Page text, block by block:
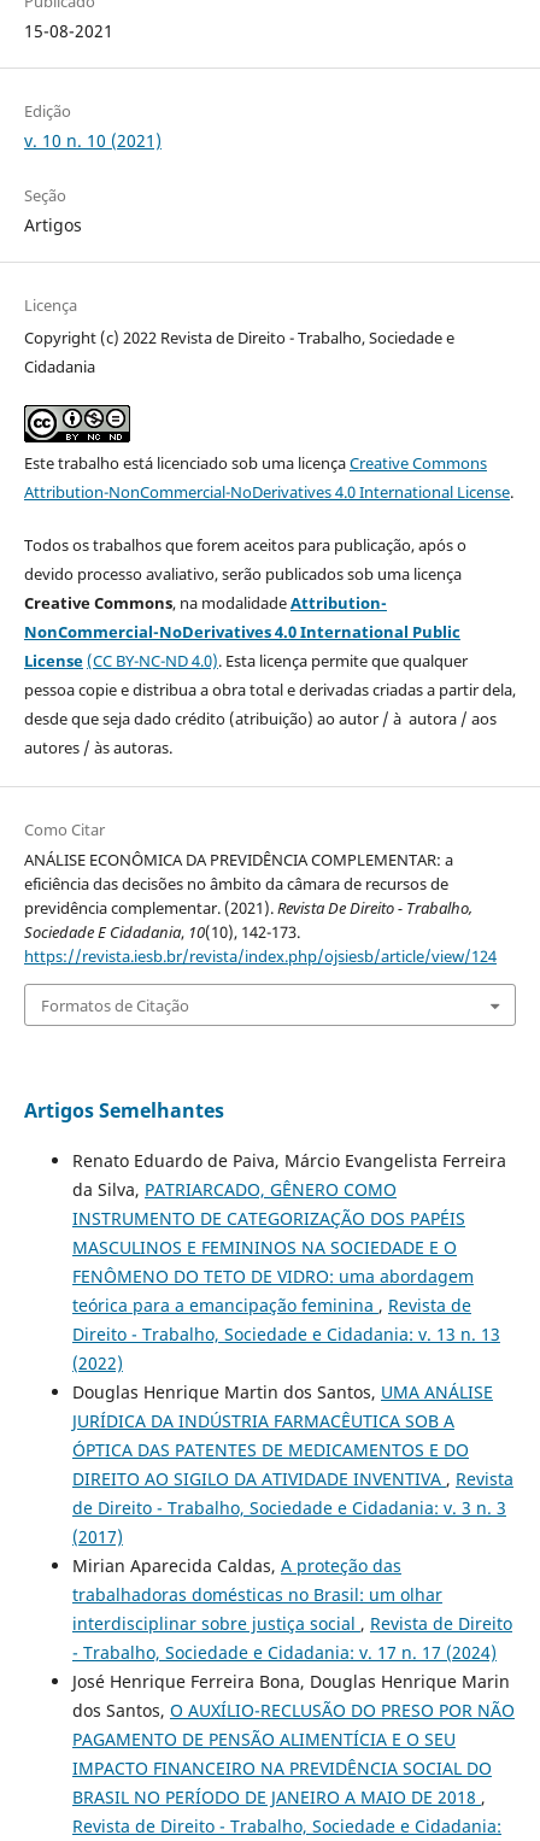
15-08-2021
Edição
v. 10 n. 10 (2021)
Seção
Artigos
Licença
Copyright (c) 2022 Revista de Direito - Trabalho, Sociedade e
Cidadania
Este trabalho está licenciado sob uma licençaCreative Commons
Attribution-NonCommercial-NoDerivatives 4.0 International License.
Todos os trabalhos que forem aceitos para publicação, após o
devido processo avaliativo, serão publicados sob uma licença
Creative Commons, na modalidadeAttribution-
NonCommercial-NoDerivatives 4.0 International Public
License(CC BY-NC-ND 4.0). Esta licença permite que qualquer
pessoa copie e distribua a obra total e derivadas criadas a partir dela,
desde que seja dado crédito (atribuição) ao autor / à autora / aos
autores / às autoras.
Como Citar
ANÁLISE ECONÔMICA DA PREVIDÊNCIA COMPLEMENTAR: a
eficiência das decisões no âmbito da câmara de recursos de
previdência complementar. (2021).Revista De Direito - Trabalho,
Sociedade E Cidadania, 10(10), 142-173.
https://revista.iesb.br/revista/index.php/ojsiesb/article/view/124
Formatos de Citação
Artigos Semelhantes
Renato Eduardo de Paiva, Márcio Evangelista Ferreira
da Silva, PATRIARCADO, GÊNERO COMO
INSTRUMENTO DE CATEGORIZAÇÃO DOS PAPÉIS
MASCULINOS E FEMININOS NA SOCIEDADE E O
FENÔMENO DO TETO DE VIDRO: uma abordagem
teórica para a emancipação feminina , Revista de
Direito - Trabalho, Sociedade e Cidadania: v. 13 n. 13
(2022)
Douglas Henrique Martin dos Santos, UMA ANÁLISE
JURÍDICA DA INDÚSTRIA FARMACÊUTICA SOB A
ÓPTICA DAS PATENTES DE MEDICAMENTOS E DO
DIREITO AO SIGILO DA ATIVIDADE INVENTIVA , Revista
de Direito - Trabalho, Sociedade e Cidadania: v. 3 n. 3
(2017)
Mirian Aparecida Caldas, A proteção das
trabalhadoras domésticas no Brasil: um olhar
interdisciplinar sobre justiça social , Revista de Direito
- Trabalho, Sociedade e Cidadania: v. 17 n. 17 (2024)
José Henrique Ferreira Bona, Douglas Henrique Marin
dos Santos, O AUXÍLIO-RECLUSÃO DO PRESO POR NÃO
PAGAMENTO DE PENSÃO ALIMENTÍCIA E O SEU
IMPACTO FINANCEIRO NA PREVIDÊNCIA SOCIAL DO
BRASIL NO PERÍODO DE JANEIRO A MAIO DE 2018 ,
Revista de Direito - Trabalho, Sociedade e Cidadania: